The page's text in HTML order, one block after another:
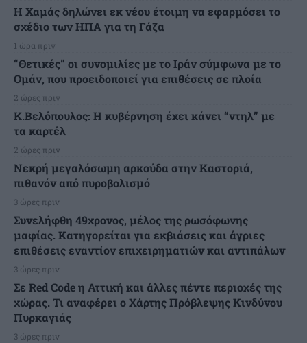
Η Χαμάς δηλώνει εκ νέου έτοιμη να εφαρμόσει το
σχέδιο των ΗΠΑ για τη Γάζα
1 ώρα πριν
“Θετικές” οι συνομιλίες με το Ιράν σύμφωνα με το
Ομάν, που προειδοποιεί για επιθέσεις σε πλοία
2 ώρες πριν
Κ.Βελόπουλος: Η κυβέρνηση έχει κάνει “ντηλ” με
τα καρτέλ
2 ώρες πριν
Νεκρή μεγαλόσωμη αρκούδα στην Καστοριά,
πιθανόν από πυροβολισμό
3 ώρες πριν
Συνελήφθη 49χρονος, μέλος της ρωσόφωνης
μαφίας. Κατηγορείται για εκβιάσεις και άγριες
επιθέσεις εναντίον επιχειρηματιών και αντιπάλων
3 ώρες πριν
Σε Red Code η Αττική και άλλες πέντε περιοχές της
χώρας. Τι αναφέρει ο Χάρτης Πρόβλεψης Κινδύνου
Πυρκαγιάς
3 ώρες πριν